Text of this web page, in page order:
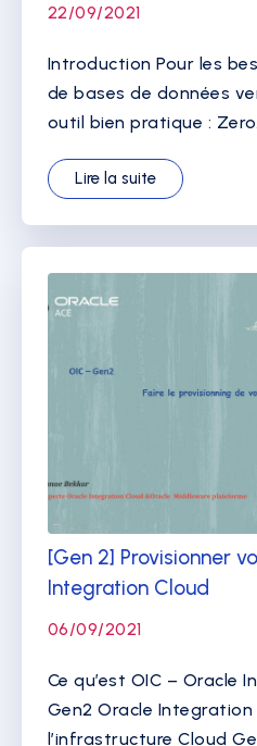
22/09/2021
Introduction Pour les
de bases de données
outil bien pratique :
Lire la suite
[Gen 2] Provisionner
Integration Cloud
06/09/2021
Ce qu’est OIC – Oracle
Gen2 Oracle Integration
l’infrastructure Cloud